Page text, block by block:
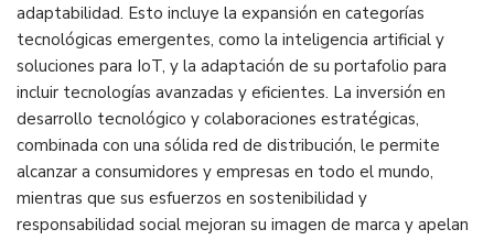
adaptabilidad. Esto incluye la expansión en categorías
tecnológicas emergentes, como la inteligencia artificial y
soluciones para IoT, y la adaptación de su portafolio para
incluir tecnologías avanzadas y eficientes. La inversión en
desarrollo tecnológico y colaboraciones estratégicas,
combinada con una sólida red de distribución, le permite
alcanzar a consumidores y empresas en todo el mundo,
mientras que sus esfuerzos en sostenibilidad y
responsabilidad social mejoran su imagen de marca y apelan